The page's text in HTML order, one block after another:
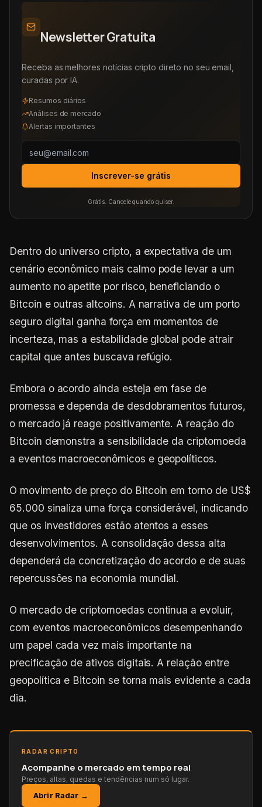
Newsletter Gratuita
Receba as melhores notícias cripto direto no seu email,
curadas por IA.
Resumos diários
Análises de mercado
Alertas importantes
Inscrever-se grátis
Grátis. Cancele quando quiser.
Dentro do universo cripto, a expectativa de um
cenário econômico mais calmo pode levar a um
aumento no apetite por risco, beneficiando o
Bitcoin e outras altcoins. A narrativa de um porto
seguro digital ganha força em momentos de
incerteza, mas a estabilidade global pode atrair
capital que antes buscava refúgio.
Embora o acordo ainda esteja em fase de
promessa e dependa de desdobramentos futuros,
o mercado já reage positivamente. A reação do
Bitcoin demonstra a sensibilidade da criptomoeda
a eventos macroeconômicos e geopolíticos.
O movimento de preço do Bitcoin em torno de US$
65.000 sinaliza uma força considerável, indicando
que os investidores estão atentos a esses
desenvolvimentos. A consolidação dessa alta
dependerá da concretização do acordo e de suas
repercussões na economia mundial.
O mercado de criptomoedas continua a evoluir,
com eventos macroeconômicos desempenhando
um papel cada vez mais importante na
precificação de ativos digitais. A relação entre
geopolítica e Bitcoin se torna mais evidente a cada
dia.
RADAR CRIPTO
Acompanhe o mercado em tempo real
Preços, altas, quedas e tendências num só lugar.
Abrir Radar →